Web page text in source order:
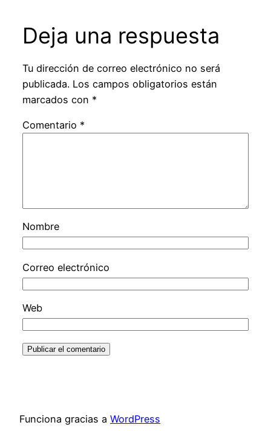
Deja una respuesta
Tu dirección de correo electrónico no será
publicada. Los campos obligatorios están
marcados con *
Comentario *
Nombre
Correo electrónico
Web
Funciona gracias a WordPress